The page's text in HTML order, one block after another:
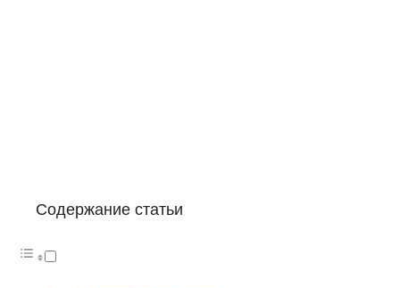
Содержание статьи